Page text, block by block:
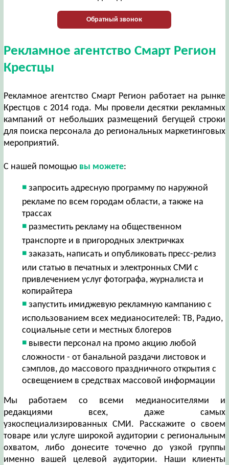
Обратный звонок
Рекламное агентство Смарт Регион
Крестцы
Рекламное агентство Смарт Регион работает на рынке
Крестцов с 2014 года. Мы провели десятки рекламных
кампаний от небольших размещений бегущей строки
для поиска персонала до региональных маркетинговых
мероприятий.
С нашей помощью вы можете:
запросить адресную программу по наружной
рекламе по всем городам области, а также на
трассах
разместить рекламу на общественном
транспорте и в пригородных электричках
заказать, написать и опубликовать пресс-релиз
или статью в печатных и электронных СМИ с
привлечением услуг фотографа, журналиста и
копирайтера
запустить имиджевую рекламную кампанию с
использованием всех медианосителей: ТВ, Радио,
социальные сети и местных блогеров
вывести персонал на промо акцию любой
сложности - от банальной раздачи листовок и
сэмплов, до массового праздничного открытия с
освещением в средствах массовой информации
Мы работаем со всеми медианосителями и
редакциями всех, даже самых
узкоспециализированных СМИ. Расскажите о своем
товаре или услуге широкой аудитории с региональным
охватом, либо донесите точечно до узкой группы
именно вашей целевой аудитории. Наши клиенты